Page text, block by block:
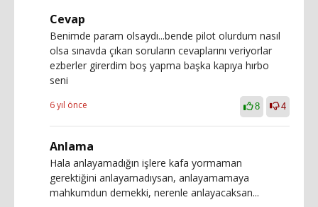
Cevap
Benimde param olsaydı...bende pilot olurdum nasıl
olsa sınavda çıkan soruların cevaplarını veriyorlar
ezberler girerdim boş yapma başka kapıya hırbo
seni
6 yıl önce 8 4
Anlama
Hala anlayamadığın işlere kafa yormaman
gerektiğini anlayamadıysan, anlayamamaya
mahkumdun demekki, nerenle anlayacaksan...